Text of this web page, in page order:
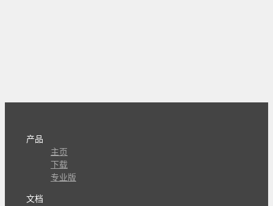
产品
主页
下载
专业版
文档